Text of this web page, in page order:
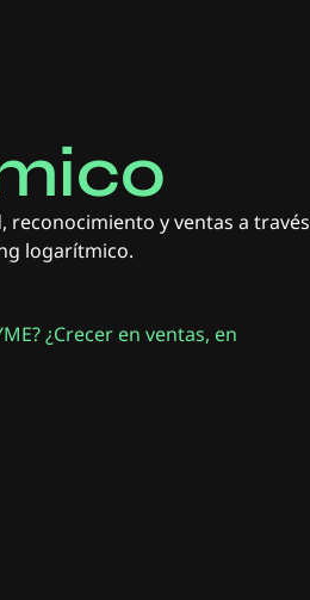
reconocimiento y ventas a través
logarítmico.
¿Crecer en ventas, en